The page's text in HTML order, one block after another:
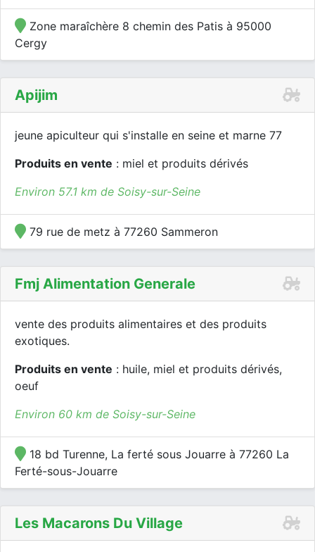
Zone maraîchère 8 chemin des Patis à 95000
Cergy
Apijim
jeune apiculteur qui s'installe en seine et marne 77
Produits en vente : miel et produits dérivés
Environ 57.1 km de Soisy-sur-Seine
79 rue de metz à 77260 Sammeron
Fmj Alimentation Generale
vente des produits alimentaires et des produits
exotiques.
Produits en vente : huile, miel et produits dérivés,
oeuf
Environ 60 km de Soisy-sur-Seine
18 bd Turenne, La ferté sous Jouarre à 77260 La
Ferté-sous-Jouarre
Les Macarons Du Village